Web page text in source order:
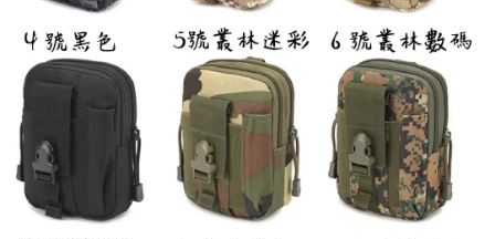
2.基於同意付款使用「大哥付你分期」之契約關係目的，商店將以您的個人
資料（包含姓名、電話或地址）提供予台灣大哥大進項蒐集、處理及利用，
由本公司與您本人進行分期帳單所需資料之確認、核對及更正。
3.完整用戶服務條款，請詳閱以下連結：https://oppay.tw/userRule
※ 交易是否成功請以「AFTEE先享後付 」之結帳頁面顯示為準，若有關於
是否繳費成功／繳費後需取消欲退款等相關疑問，請聯繫「AFTEE先享後付
客戶支援中心」
https://netprotections.freshdesk.com/support/home
【注意事項】
１．透過由恩沛科技股份有限公司提供之「AFTEE先享後付」服務完成之交
易，需依本服務之必要範圍內提供個人資料，並將交易相關給付款項請求債
權轉讓予恩沛科技股份有限公司。
２．關於個人資料處理事宜，請瀏覽以下網址：
https://aftee.tw/terms/#terms3
３．未成年的使用者請事先徵得法定代理人或監護人之同意方可使用
每筆NT$60，滿NT$1,200(含以上)免運費
付款後7-11取貨
每筆NT$60，滿NT$1,200(含以上)免運費
一般宅配（門市自取請勿下單，請聯繫客服）
每筆NT$100，滿NT$2,000(含以上)免運費
離島一般宅配
每筆NT$200，滿NT$2,000(含以上)免運費